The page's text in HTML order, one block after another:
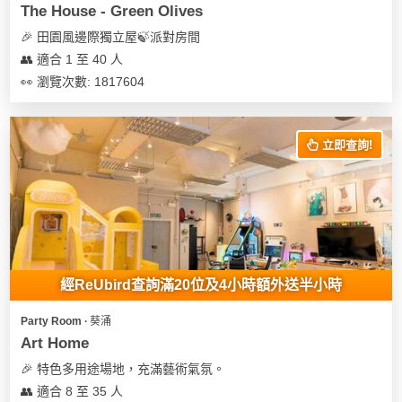
The House - Green Olives
🎉 田園風邊際獨立屋🍃派對房間
👥 適合 1 至 40 人
👀 瀏覽次數: 1817604
立即查詢!
經ReUbird查詢滿20位及4小時額外送半小時
Party Room ∙ 葵涌
Art Home
🎉 特色多用途場地，充滿藝術氣氛。
👥 適合 8 至 35 人